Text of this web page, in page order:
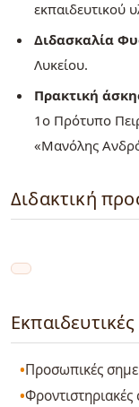
εκπαιδευτικού
Διδασκαλία
Λυκείου.
Πρακτική
1ο Πρότυπο
«Μανόλης
Διδακτική
Προσωπικές
Φροντιστηριακές